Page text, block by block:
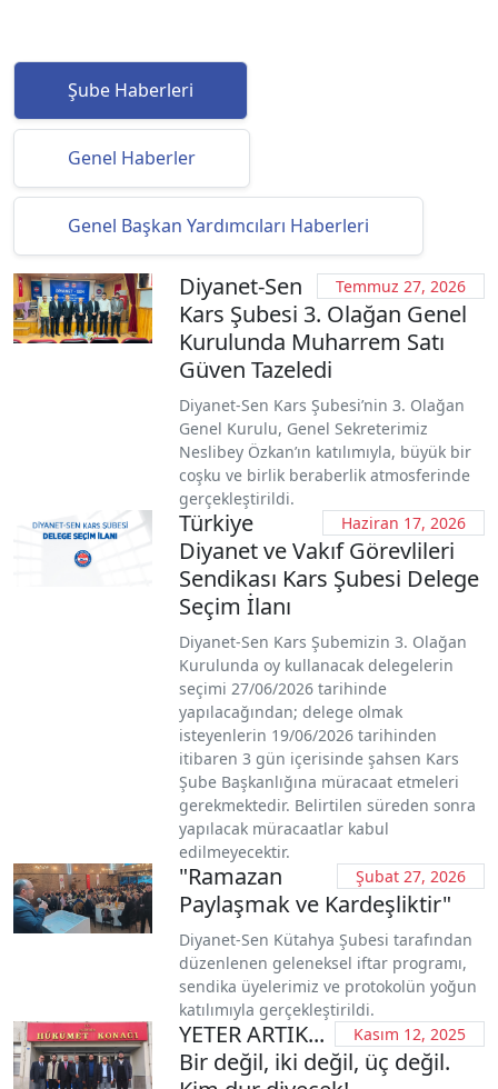
Şube Haberleri
Genel Haberler
Genel Başkan Yardımcıları Haberleri
Temmuz 27, 2026
Diyanet-Sen
Kars Şubesi 3. Olağan Genel
Kurulunda Muharrem Satı
Güven Tazeledi
Diyanet-Sen Kars Şubesi’nin 3. Olağan
Genel Kurulu, Genel Sekreterimiz
Neslibey Özkan’ın katılımıyla, büyük bir
coşku ve birlik beraberlik atmosferinde
gerçekleştirildi.
Haziran 17, 2026
Türkiye
Diyanet ve Vakıf Görevlileri
Sendikası Kars Şubesi Delege
Seçim İlanı
Diyanet-Sen Kars Şubemizin 3. Olağan
Kurulunda oy kullanacak delegelerin
seçimi 27/06/2026 tarihinde
yapılacağından; delege olmak
isteyenlerin 19/06/2026 tarihinden
itibaren 3 gün içerisinde şahsen Kars
Şube Başkanlığına müracaat etmeleri
gerekmektedir. Belirtilen süreden sonra
yapılacak müracaatlar kabul
edilmeyecektir.
Şubat 27, 2026
"Ramazan
Paylaşmak ve Kardeşliktir"
Diyanet-Sen Kütahya Şubesi tarafından
düzenlenen geleneksel iftar programı,
sendika üyelerimiz ve protokolün yoğun
katılımıyla gerçekleştirildi.
Kasım 12, 2025
YETER ARTIK...
Bir değil, iki değil, üç değil.